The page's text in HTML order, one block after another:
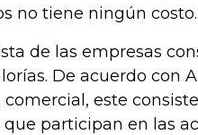
no tiene ningún costo.
de las empresas
De acuerdo con
este
participan en las